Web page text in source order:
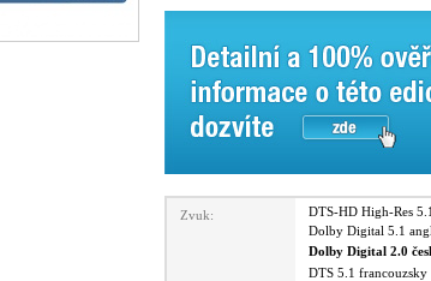
Zvuk:
DTS-HD High-Res
Dolby Digital 5.1
Dolby Digital 2.0
DTS 5.1 francouzsky